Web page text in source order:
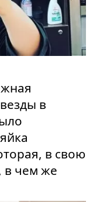
в
в свою
в чем же